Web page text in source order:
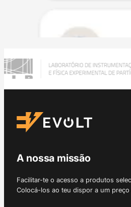
A nossa missão
Facilitar-te o acesso a produtos
Colocá-los ao teu dispor a um